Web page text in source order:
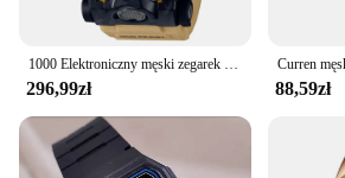
1000 Elektroniczny męski zegarek cyfrowy sportowa tarcza ze stopu LED automatyczna lampa ręczna w pełni funkcjonalna seria dębowa GMG
296,99zł 88,59zł